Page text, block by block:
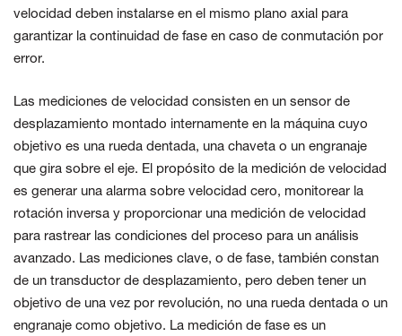
velocidad deben instalarse en el mismo plano axial para
garantizar la continuidad de fase en caso de conmutación por
error.
Las mediciones de velocidad consisten en un sensor de
desplazamiento montado internamente en la máquina cuyo
objetivo es una rueda dentada, una chaveta o un engranaje
que gira sobre el eje. El propósito de la medición de velocidad
es generar una alarma sobre velocidad cero, monitorear la
rotación inversa y proporcionar una medición de velocidad
para rastrear las condiciones del proceso para un análisis
avanzado. Las mediciones clave, o de fase, también constan
de un transductor de desplazamiento, pero deben tener un
objetivo de una vez por revolución, no una rueda dentada o un
engranaje como objetivo. La medición de fase es un